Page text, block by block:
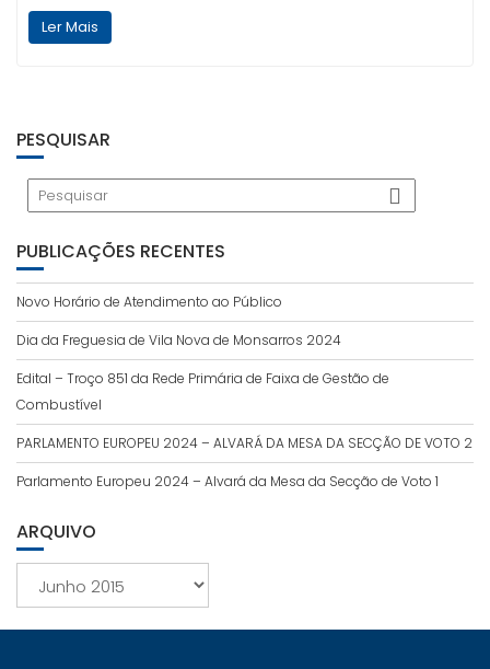
Ler Mais
PESQUISAR
PUBLICAÇÕES RECENTES
Novo Horário de Atendimento ao Público
Dia da Freguesia de Vila Nova de Monsarros 2024
Edital – Troço 851 da Rede Primária de Faixa de Gestão de
Combustível
PARLAMENTO EUROPEU 2024 – ALVARÁ DA MESA DA SECÇÃO DE VOTO 2
Parlamento Europeu 2024 – Alvará da Mesa da Secção de Voto 1
ARQUIVO